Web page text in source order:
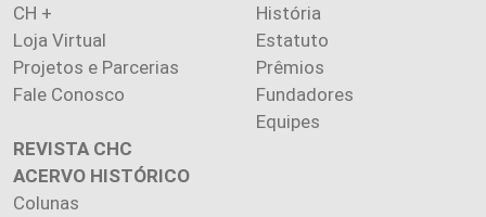
CH +
Loja Virtual
Projetos e Parcerias
Fale Conosco
História
Estatuto
Prêmios
Fundadores
Equipes
REVISTA CHC
ACERVO HISTÓRICO
Colunas